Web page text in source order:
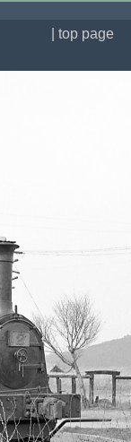
| top page